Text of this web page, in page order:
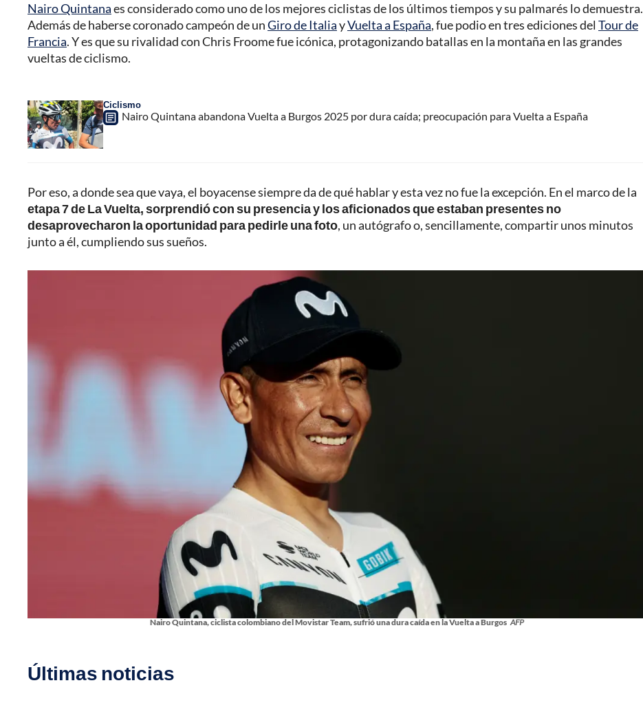
Nairo Quintanaes considerado como uno de los mejores ciclistas de los últimos tiempos y su palmarés lo demuestra.
Además de haberse coronado campeón de unGiro de ItaliayVuelta a España, fue podio en tres ediciones del Tour de
Francia. Y es que su rivalidad con Chris Froome fue icónica, protagonizando batallas en la montaña en las grandes
vueltas de ciclismo.
Ciclismo
Nairo Quintana abandona Vuelta a Burgos 2025 por dura caída; preocupación para Vuelta a España
Por eso, a donde sea que vaya, el boyacense siempre da de qué hablar y esta vez no fue la excepción. En el marco de la
etapa 7 de La Vuelta, sorprendió con su presencia y los aficionados que estaban presentes no
desaprovecharon la oportunidad para pedirle una foto, un autógrafo o, sencillamente, compartir unos minutos
junto a él, cumpliendo sus sueños.
Nairo Quintana, ciclista colombiano del Movistar Team, sufrió una dura caída en la Vuelta a Burgos AFP
Últimas noticias